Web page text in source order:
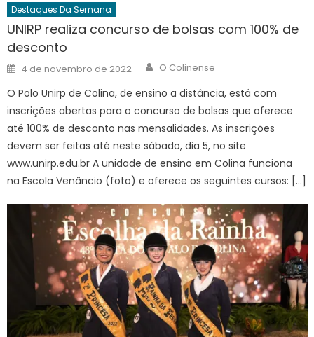
Destaques Da Semana
UNIRP realiza concurso de bolsas com 100% de
desconto
Posted
on
4 de novembro de 2022 Author
O Colinense
O Polo Unirp de Colina, de ensino a distância, está com
inscrições abertas para o concurso de bolsas que oferece
até 100% de desconto nas mensalidades. As inscrições
devem ser feitas até neste sábado, dia 5, no site
www.unirp.edu.br A unidade de ensino em Colina funciona
na Escola Venâncio (foto) e oferece os seguintes cursos: […]